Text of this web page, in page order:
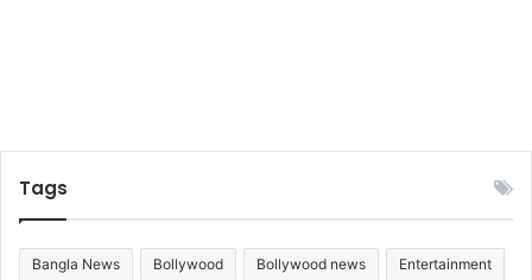
Tags
Bangla News Bollywood Bollywood news Entertainment